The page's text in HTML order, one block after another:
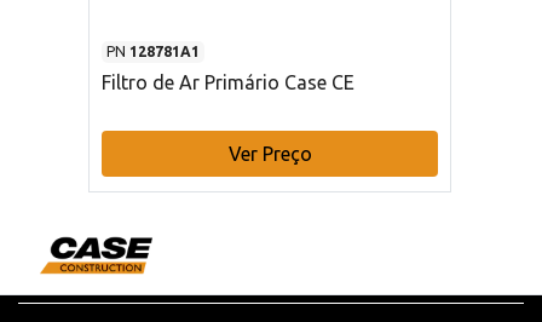
PN 128781A1
Filtro de Ar Primário Case CE
Ver Preço